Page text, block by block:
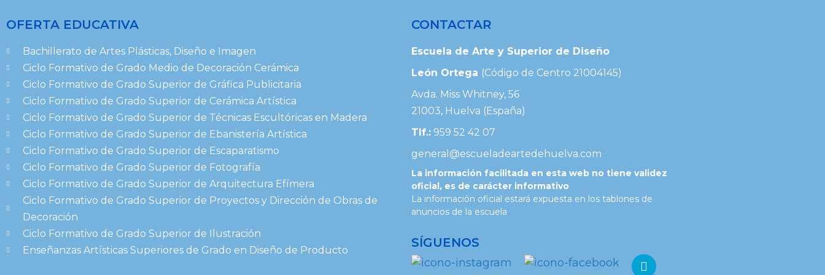
OFERTA EDUCATIVA
Bachillerato de Artes Plásticas, Diseño e Imagen
Ciclo Formativo de Grado Medio de Decoración Cerámica
Ciclo Formativo de Grado Superior de Gráfica Publicitaria
Ciclo Formativo de Grado Superior de Cerámica Artística
Ciclo Formativo de Grado Superior de Técnicas Escultóricas en Madera
Ciclo Formativo de Grado Superior de Ebanistería Artística
Ciclo Formativo de Grado Superior de Escaparatismo
Ciclo Formativo de Grado Superior de Fotografía
Ciclo Formativo de Grado Superior de Arquitectura Efímera
Ciclo Formativo de Grado Superior de Proyectos y Dirección de Obras de
Decoración
Ciclo Formativo de Grado Superior de Ilustración
Enseñanzas Artísticas Superiores de Grado en Diseño de Producto
CONTACTAR
Escuela de Arte y Superior de Diseño
León Ortega (Código de Centro 21004145)
Avda. Miss Whitney, 56
21003, Huelva (España)
Tlf.:959 52 42 07
general@escueladeartedehuelva.com
La información facilitada en esta web no tiene validez
oficial, es de carácter informativo
La información oficial estará expuesta en los tablones de
anuncios de la escuela
SÍGUENOS